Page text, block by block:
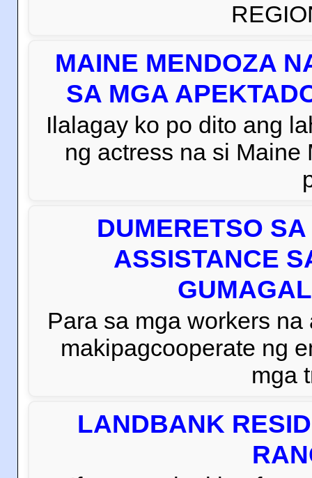
MAINE MENDOZA
SA MGA
Ilalagay ko po dito ang
ng actress na si
DUMERETSO
ASSISTANCE
Para sa mga workers
makipagcooperate ng
mga
LANDBANK